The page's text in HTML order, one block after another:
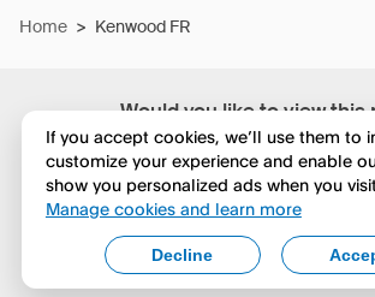
Would you like to view this
in English?
No, continua a esplorare
Yes, change to English
Home > Kenwood FR
If you accept cookies, we’ll use them to
customize your experience and enable
show you personalized ads when you
Manage cookies and learn more
Decline